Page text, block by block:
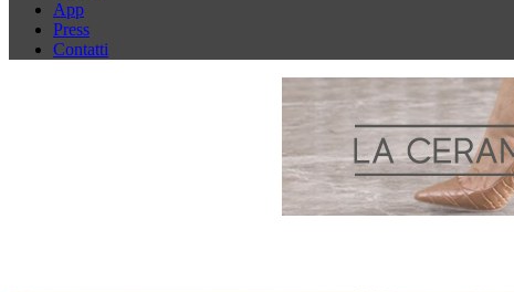
App
Press
Contatti